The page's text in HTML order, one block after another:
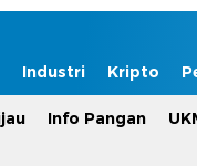
Industri Kripto
Info Pangan